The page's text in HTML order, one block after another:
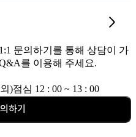
문의하기를 통해 상담이 가
를 이용해 주세요.
)점심 12 : 00 ~ 13 : 00
하기